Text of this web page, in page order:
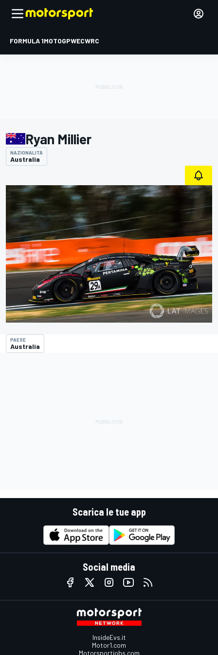
FORMULA 1MOTOGPWECWRC
Ryan Millier
NAZIONALITÀ
Australia
PAESE
Australia
Scarica le tue app
Social media
InsideEvs.it
Motor1.com
Motorsportjobs.com